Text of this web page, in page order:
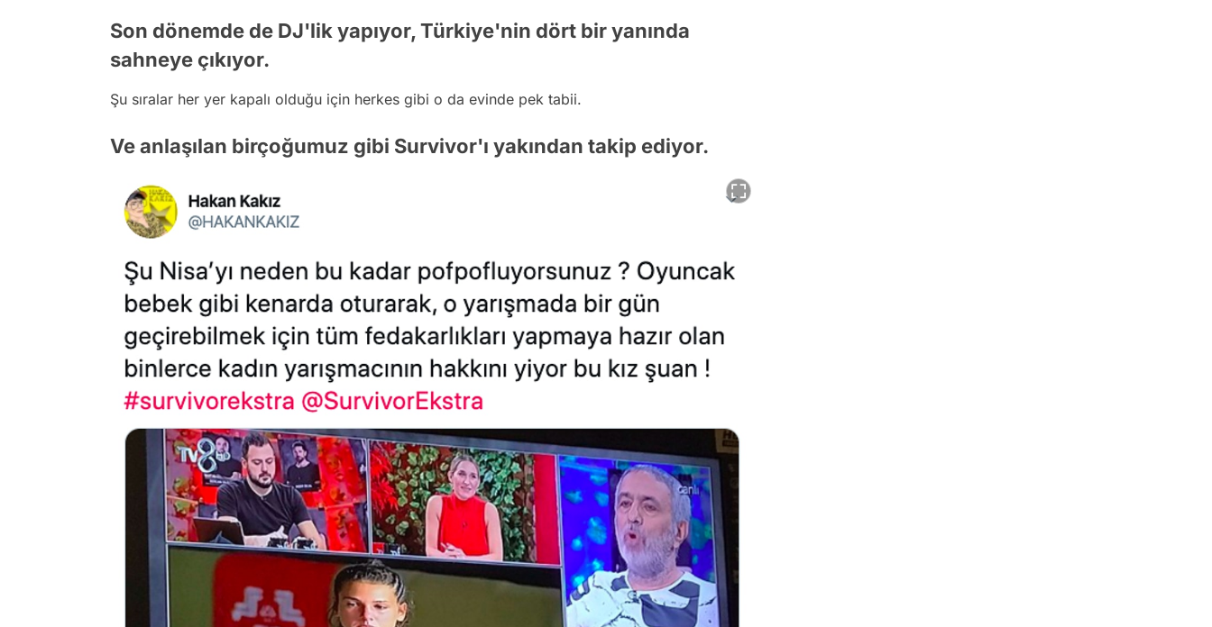
Son dönemde de DJ'lik yapıyor, Türkiye'nin dört bir yanında
sahneye çıkıyor.
Şu sıralar her yer kapalı olduğu için herkes gibi o da evinde pek tabii.
Ve anlaşılan birçoğumuz gibi Survivor'ı yakından takip ediyor.